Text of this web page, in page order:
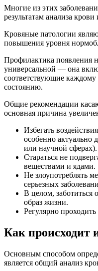
Многие из этих
результатам анализа
Кровяные патологии
повышения уровня
Профилактика появления
универсальной — она
соответствующие каждому
состоянию.
Общие рекомендации
основная причина
Избегать
особенно актуально
или научной сферах).
Стараться не
веществами и ядами.
Не злоупотреблять
серьезных
В целом, заботиться
образ жизни.
Регулярно
Как происходит
Основным способом
является общий анализ